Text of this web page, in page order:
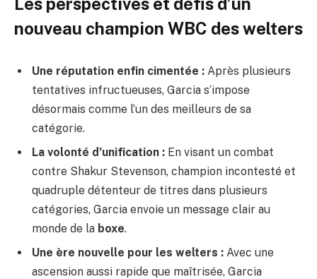
nouveau champion WBC des welters
Une réputation enfin cimentée : Après plusieurs
tentatives infructueuses, Garcia s’impose
désormais comme l’un des meilleurs de sa
catégorie.
La volonté d’unification : En visant un combat
contre Shakur Stevenson, champion incontesté et
quadruple détenteur de titres dans plusieurs
catégories, Garcia envoie un message clair au
monde de la boxe.
Une ère nouvelle pour les welters : Avec une
ascension aussi rapide que maîtrisée, Garcia